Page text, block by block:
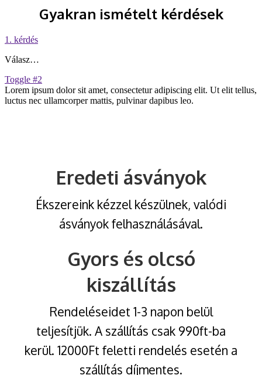
Gyakran ismételt kérdések
1. kérdés
Válasz…
Toggle #2
Lorem ipsum dolor sit amet, consectetur adipiscing elit. Ut elit tellus,
luctus nec ullamcorper mattis, pulvinar dapibus leo.
Eredeti ásványok
Ékszereink kézzel készülnek, valódi
ásványok felhasználásával.
Gyors és olcsó
kiszállítás
Rendeléseidet 1-3 napon belül
teljesítjük. A szállítás csak 990ft-ba
kerül. 12000Ft feletti rendelés esetén a
szállítás díjmentes.